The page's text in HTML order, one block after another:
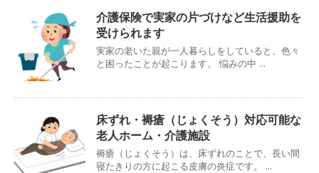
介護保険で実家の片づけなど生活援助を
受けられます
実家の老いた親が一人暮らしをしていると、色々
と困ったことが起こります。 悩みの中 ...
床ずれ・褥瘡（じょくそう）対応可能な
老人ホーム・介護施設
褥瘡（じょくそう）は、床ずれのことで、長い間
寝たきりの方に起こる皮膚の炎症です。 ...